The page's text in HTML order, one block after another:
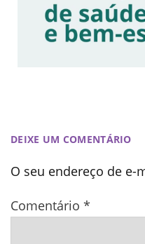
DEIXE UM COMENTÁRIO
O seu endereço de e-
Comentário *